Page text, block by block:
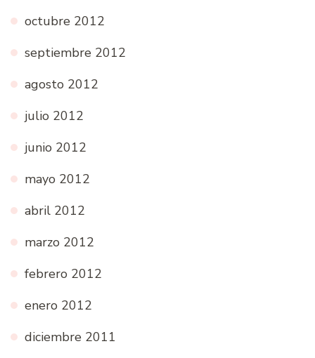
octubre 2012
septiembre 2012
agosto 2012
julio 2012
junio 2012
mayo 2012
abril 2012
marzo 2012
febrero 2012
enero 2012
diciembre 2011